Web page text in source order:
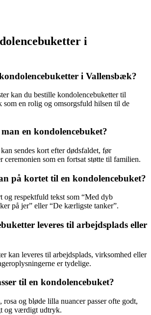
i
i Vallensbæk?
kan du bestille kondolencebuketter til
en rolig og omsorgsfuld hilsen til de
en kondolencebuket?
sendes kort efter dødsfaldet, før
ceremonien som en fortsat støtte til familien.
på kortet til en kondolencebuket?
og respektfuld tekst som “Med dyb
på jer” eller “De kærligste tanker”.
leveres til arbejdsplads eller
kan leveres til arbejdsplads, virksomhed eller
er tydelige.
til en kondolencebuket?
rosa og bløde lilla nuancer passer ofte godt,
og værdigt udtryk.